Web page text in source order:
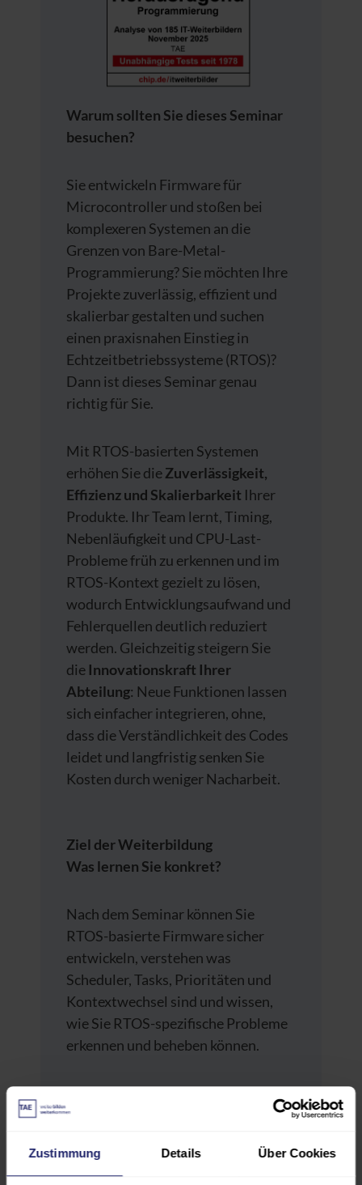
Zustimmung Details Über Cookies
Warum sollten Sie dieses Seminar
besuchen?
Sie entwickeln Firmware für
Microcontroller und stoßen bei
komplexeren Systemen an die
Grenzen von Bare-Metal-
Programmierung? Sie möchten Ihre
Projekte zuverlässig, effizient und
skalierbar gestalten und suchen
einen praxisnahen Einstieg in
Echtzeitbetriebssysteme (RTOS)?
Dann ist dieses Seminar genau
richtig für Sie.
Mit RTOS-basierten Systemen
erhöhen Sie dieZuverlässigkeit,
Effizienz und Skalierbarkeit Ihrer
Produkte. Ihr Team lernt, Timing,
Nebenläufigkeit und CPU-Last-
Probleme früh zu erkennen und im
RTOS-Kontext gezielt zu lösen,
wodurch Entwicklungsaufwand und
Fehlerquellen deutlich reduziert
werden. Gleichzeitig steigern Sie
die Innovationskraft Ihrer
Abteilung: Neue Funktionen lassen
sich einfacher integrieren, ohne,
dass die Verständlichkeit des Codes
leidet und langfristig senken Sie
Kosten durch weniger Nacharbeit.
Ziel der Weiterbildung
Was lernen Sie konkret?
Nach dem Seminar können Sie
RTOS-basierte Firmware sicher
entwickeln, verstehen was
Scheduler, Tasks, Prioritäten und
Kontextwechsel sind und wissen,
wie Sie RTOS-spezifische Probleme
erkennen und beheben können.
Sie üben die Umsetzung direkt
anhand eines praktischen Projekts:
System“.